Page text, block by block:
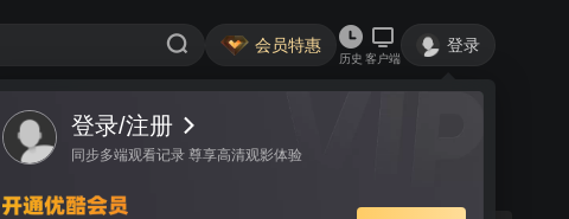
会员特惠
历史 客户端
登录
登录/注册
同步多端观看记录 尊享高清观影体验